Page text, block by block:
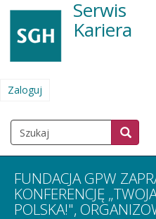
Przejdź
treści
Serwis
Kariera
MENU
UŻYTKOWNIKA
Zaloguj
SZUKAJ
Szukaj Szukaj
FUNDACJA GPW
KONFERENCJĘ
POLSKA!",